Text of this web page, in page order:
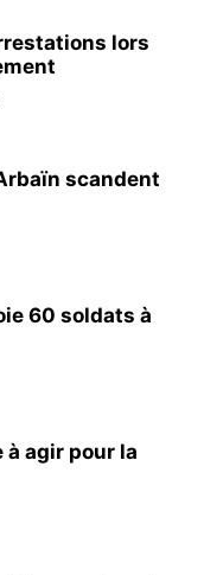
lors
scandent
60 soldats à
à agir pour la